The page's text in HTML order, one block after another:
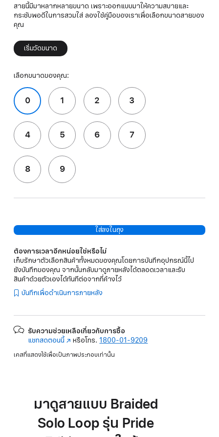
สายนี้มีมาหลากหลายขนาด เพราะออกแบบมาให้ความสบายและ
กระชับพอดีในการสวมใส่ ลองใช้คู่มือของเราเพื่อเลือกขนาดสายของ
คุณ
เริ่มวัดขนาด
เลือกขนาดของคุณ:
0 1 2 3
4 5 6 7
8 9
ใส่ลงในถุง
ต้องการเวลาอีกหน่อยใช่หรือไม่
เก็บรักษาตัวเลือกสินค้าทั้งหมดของคุณโดยการบันทึกอุปกรณ์นี้ไป
ยังบันทึกของคุณ จากนั้นกลับมาดูภายหลังได้ตลอดเวลาและรับ
สินค้าด้วยตัวเองได้ทันทีต่อจากที่ค้างไว้
บันทึกเพื่อดำเนินการภายหลัง
รับความช่วยเหลือเกี่ยวกับการซื้อ
แชทสดตอนนี้(เปิด
หน้าต่าง
หรือโทร. 1800-01-9209
เคสที่แสดงใช้เพื่อเป็นภาพประกอบเท่านั้น
มาดูสายแบบ Braided
Solo Loop รุ่น Pride